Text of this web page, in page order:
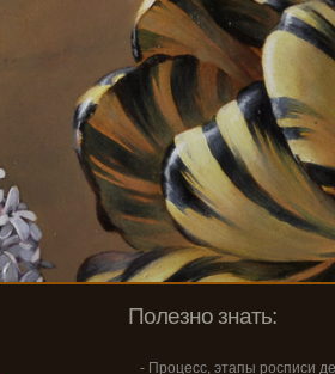
Полезно знать:
- Процесс, этапы росписи